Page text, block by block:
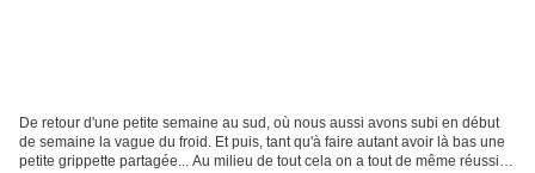
De retour d'une petite semaine au sud, où nous aussi avons subi en début
de semaine la vague du froid. Et puis, tant qu'à faire autant avoir là bas une
petite grippette partagée... Au milieu de tout cela on a tout de même réussi à